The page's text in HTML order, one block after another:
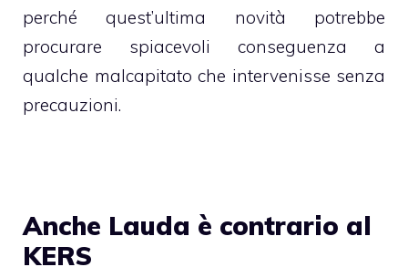
perché quest’ultima novità potrebbe
procurare spiacevoli conseguenza a
qualche malcapitato che intervenisse senza
precauzioni.
Anche Lauda è contrario al
KERS